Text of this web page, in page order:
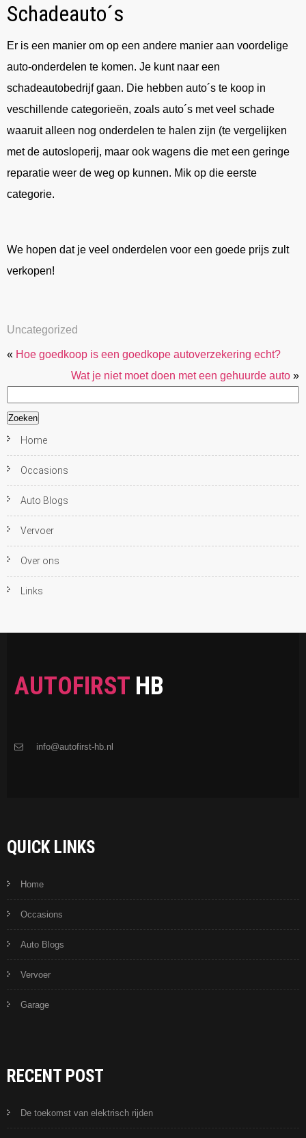
Schadeauto´s
Er is een manier om op een andere manier aan voordelige
auto-onderdelen te komen. Je kunt naar een
schadeautobedrijf gaan. Die hebben auto´s te koop in
veschillende categorieën, zoals auto´s met veel schade
waaruit alleen nog onderdelen te halen zijn (te vergelijken
met de autosloperij, maar ook wagens die met een geringe
reparatie weer de weg op kunnen. Mik op die eerste
categorie.
We hopen dat je veel onderdelen voor een goede prijs zult
verkopen!
Uncategorized
« Hoe goedkoop is een goedkope autoverzekering echt?
Wat je niet moet doen met een gehuurde auto »
naar:
Home
Occasions
Auto Blogs
Vervoer
Over ons
Links
AUTOFIRST HB
info@autofirst-hb.nl
QUICK LINKS
Home
Occasions
Auto Blogs
Vervoer
Garage
RECENT POST
De toekomst van elektrisch rijden